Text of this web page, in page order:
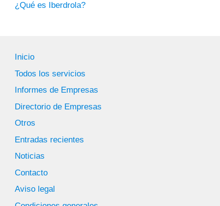
¿Qué es Iberdrola?
Inicio
Todos los servicios
Informes de Empresas
Directorio de Empresas
Otros
Entradas recientes
Noticias
Contacto
Aviso legal